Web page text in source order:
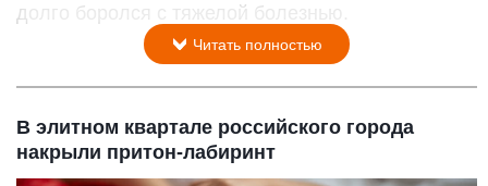
долго боролся с тяжелой болезнью.
Читать полностью
В элитном квартале российского города
накрыли притон-лабиринт